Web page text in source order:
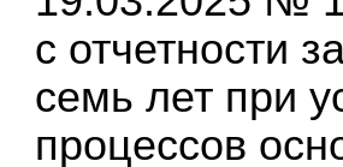
с отчетности
семь лет при
процессов